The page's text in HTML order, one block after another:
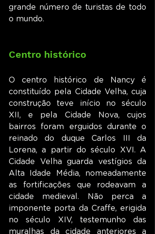
grande número de turistas de todo
o mundo.
Centro histórico
O centro histórico de Nancy é
constituído pela Cidade Velha, cuja
construção teve início no século
XII, e pela Cidade Nova, cujos
bairros foram erguidos durante o
reinado do duque Carlos III da
Lorena, a partir do século XVI. A
Cidade Velha guarda vestígios da
Alta Idade Média, nomeadamente
as fortificações que rodeavam a
cidade medieval. Não perca a
imponente porta da Craffe, erigida
no século XIV, testemunho das
muralhas da cidade anteriores a